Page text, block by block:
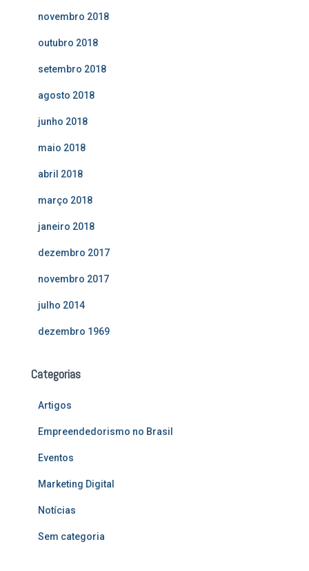
novembro 2018
outubro 2018
setembro 2018
agosto 2018
junho 2018
maio 2018
abril 2018
março 2018
janeiro 2018
dezembro 2017
novembro 2017
julho 2014
dezembro 1969
Categorias
Artigos
Empreendedorismo no Brasil
Eventos
Marketing Digital
Notícias
Sem categoria